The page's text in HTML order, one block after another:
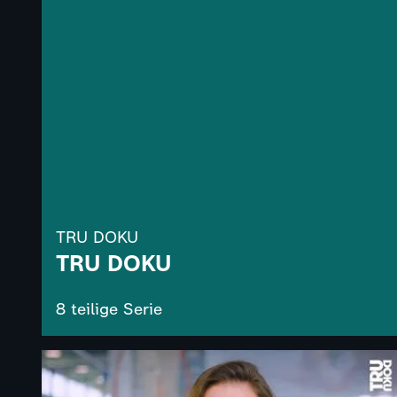
TRU DOKU
TRU DOKU
8 teilige Serie